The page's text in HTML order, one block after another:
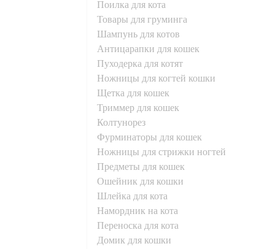
поилка для кота
товары для груминга
шампунь для котов
антицарапки для кошек
пуходерка для котят
ножницы для когтей кошки
щетка для кошек
триммер для кошек
колтунорез
фурминаторы для кошек
ножницы для стрижки ногтей
предметы для кошек
ошейник для кошки
шлейка для кота
намордник на кота
переноска для кота
домик для кошки